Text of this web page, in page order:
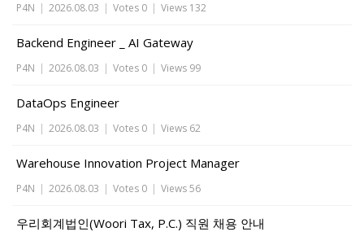
P4N | 2026.08.03 | Votes 0 | Views 132
Backend Engineer _ AI Gateway
P4N | 2026.08.03 | Votes 0 | Views 99
DataOps Engineer
P4N | 2026.08.03 | Votes 0 | Views 62
Warehouse Innovation Project Manager
P4N | 2026.08.03 | Votes 0 | Views 56
우리회계법인(Woori Tax, P.C.) 직원 채용 안내